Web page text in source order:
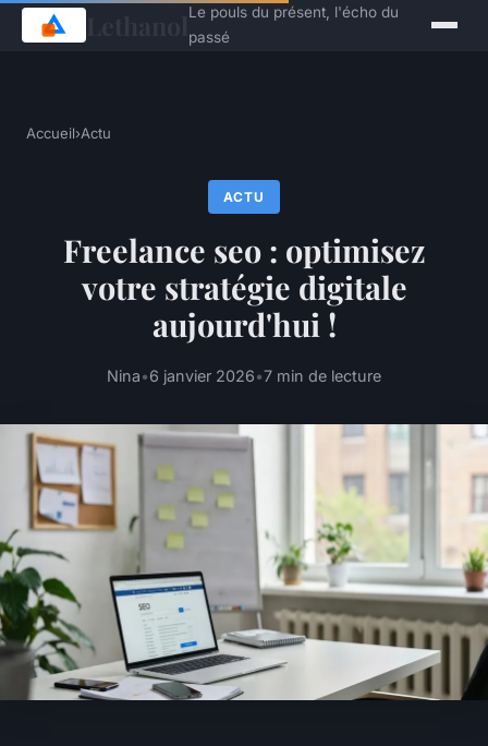
Le pouls du présent, l'écho du
passé
Accueil›Actu
ACTU
Freelance seo : optimisez
votre stratégie digitale
aujourd'hui !
Nina•6 janvier 2026•7 min de lecture